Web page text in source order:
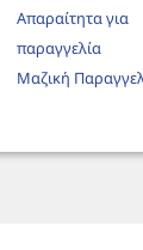
Απαραίτητα για
παραγγελία
Μαζική